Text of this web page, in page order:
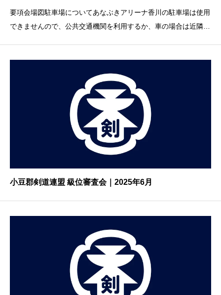
要項会場図駐車場についてあなぶきアリーナ香川の駐車場は使用
できませんので、公共交通機関を利用するか、車の場合は近隣の
小豆郡剣道連盟 級位審査会｜2025年6月